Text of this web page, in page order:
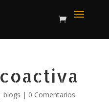
blogs | 0 Comentarios